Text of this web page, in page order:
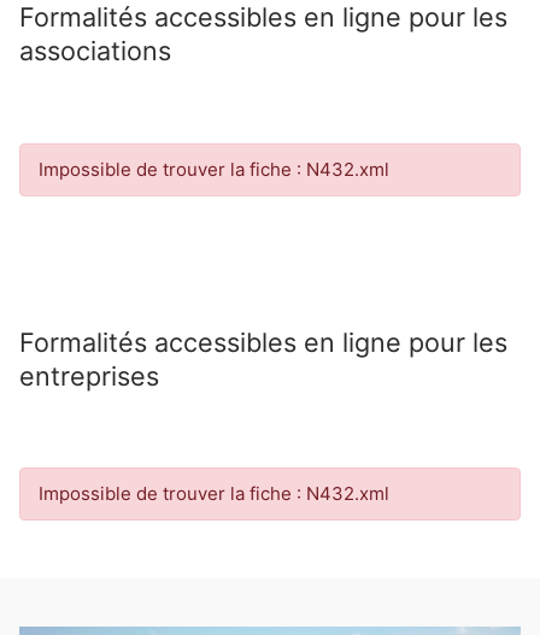
Formalités accessibles en ligne pour les
associations
Impossible de trouver la fiche : N432.xml
Formalités accessibles en ligne pour les
entreprises
Impossible de trouver la fiche : N432.xml